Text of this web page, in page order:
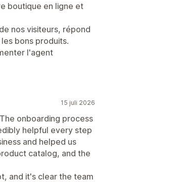
boutique en ligne et
nos visiteurs, répond
bons produits.
l'agent
15 juli 2026
onboarding process
helpful every step
and helped us
catalog, and the
and it's clear the team